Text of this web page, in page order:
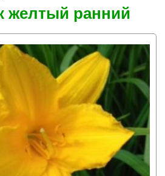
желтый ранний